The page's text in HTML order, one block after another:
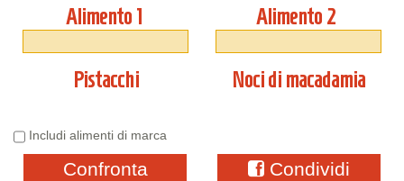
Alimento 1
Pistacchi
Alimento 2
Noci di macadamia
Includi alimenti di marca
Confronta Condividi